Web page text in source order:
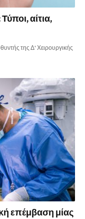
αίτια,
της Δ' Χειρουργικής
επέμβαση μίας